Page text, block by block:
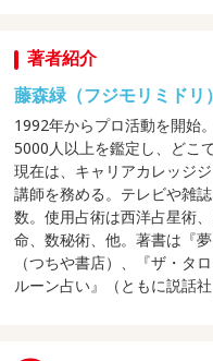
著者紹介
藤森緑（フジモリミドリ
1992年からプロ活動を開始
5000人以上を鑑定し、どこ
現在は、キャリアカレッジ
講師を務める。テレビや雑
数。使用占術は西洋占星術
命、数秘術、他。著書は『
（つちや書店）、『ザ・タ
ルーン占い』（ともに説話社